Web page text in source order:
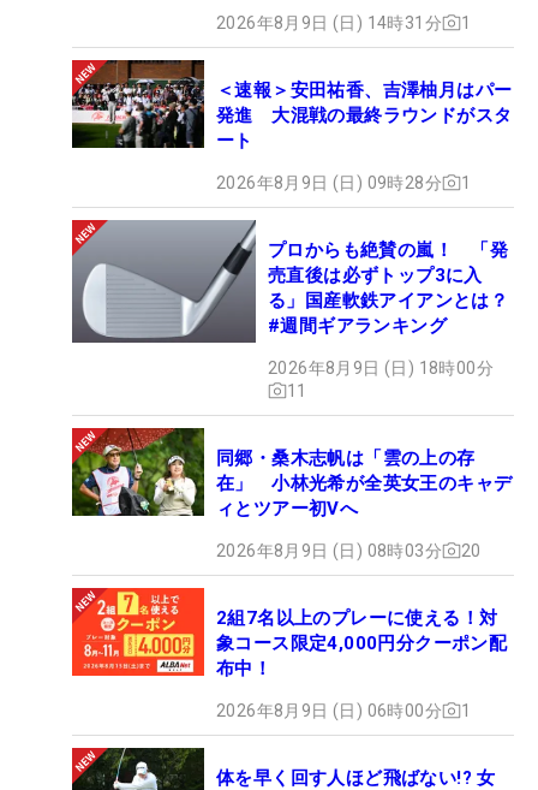
2026年8月9日 (日) 14時31分 1
＜速報＞安田祐香、吉澤柚月はパー
発進 大混戦の最終ラウンドがスタ
ート
2026年8月9日 (日) 09時28分 1
プロからも絶賛の嵐！ 「発
売直後は必ずトップ3に入
る」国産軟鉄アイアンとは？
#週間ギアランキング
2026年8月9日 (日) 18時00分
11
同郷・桑木志帆は「雲の上の存
在」 小林光希が全英女王のキャデ
ィとツアー初Vへ
2026年8月9日 (日) 08時03分 20
2組7名以上のプレーに使える！対
象コース限定4,000円分クーポン配
布中！
2026年8月9日 (日) 06時00分 1
体を早く回す人ほど飛ばない!? 女